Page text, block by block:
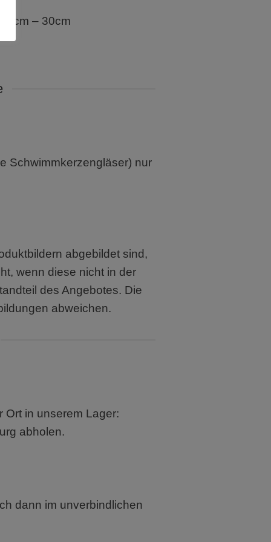
– 30cm
Schwimmkerzengläser) nur
abgebildet sind,
wenn diese nicht in der
des Angebotes. Die
abweichen.
Ort in unserem Lager:
abholen.
dann im unverbindlichen